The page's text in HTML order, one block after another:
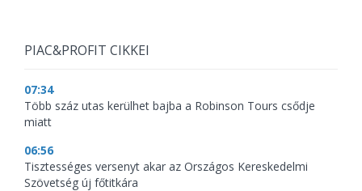
PIAC&PROFIT CIKKEI
07:34
Több száz utas kerülhet bajba a Robinson Tours csődje
miatt
06:56
Tisztességes versenyt akar az Országos Kereskedelmi
Szövetség új főtitkára